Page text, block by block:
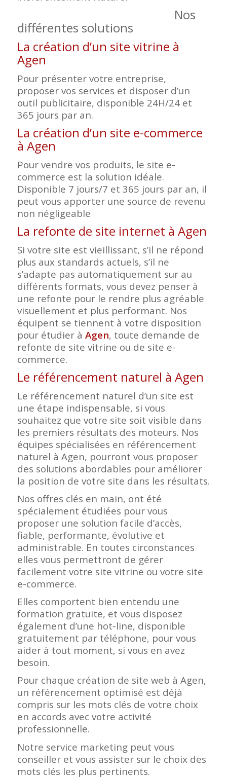
Nos
différentes solutions
La création d’un site vitrine à
Agen
Pour présenter votre entreprise,
proposer vos services et disposer d’un
outil publicitaire, disponible 24H/24 et
365 jours par an.
La création d’un site e-commerce
à Agen
Pour vendre vos produits, le site e-
commerce est la solution idéale.
Disponible 7 jours/7 et 365 jours par an, il
peut vous apporter une source de revenu
non négligeable
La refonte de site internet à Agen
Si votre site est vieillissant, s’il ne répond
plus aux standards actuels, s’il ne
s’adapte pas automatiquement sur au
différents formats, vous devez penser à
une refonte pour le rendre plus agréable
visuellement et plus performant. Nos
équipent se tiennent à votre disposition
pour étudier à Agen, toute demande de
refonte de site vitrine ou de site e-
commerce.
Le référencement naturel à Agen
Le référencement naturel d’un site est
une étape indispensable, si vous
souhaitez que votre site soit visible dans
les premiers résultats des moteurs. Nos
équipes spécialisées en référencement
naturel à Agen, pourront vous proposer
des solutions abordables pour améliorer
la position de votre site dans les résultats.
Nos offres clés en main, ont été
spécialement étudiées pour vous
proposer une solution facile d’accès,
fiable, performante, évolutive et
administrable. En toutes circonstances
elles vous permettront de gérer
facilement votre site vitrine ou votre site
e-commerce.
Elles comportent bien entendu une
formation gratuite, et vous disposez
également d’une hot-line, disponible
gratuitement par téléphone, pour vous
aider à tout moment, si vous en avez
besoin.
Pour chaque création de site web à Agen,
un référencement optimisé est déjà
compris sur les mots clés de votre choix
en accords avec votre activité
professionnelle.
Notre service marketing peut vous
conseiller et vous assister sur le choix des
mots clés les plus pertinents.